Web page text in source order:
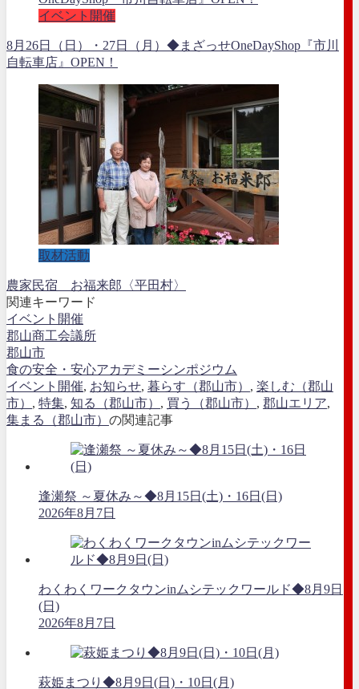
イベント開催
8月26日（日）・27日（月）◆まざっせOneDayShop『市川
自転車店』OPEN！
取材活動
農家民宿 お福来郎〈平田村〉
関連キーワード
イベント開催
郡山商工会議所
郡山市
食の安全・安心アカデミーシンポジウム
イベント開催, お知らせ, 暮らす（郡山市） , 楽しむ（郡山
市） , 特集, 知る（郡山市） , 買う（郡山市） , 郡山エリア,
集まる（郡山市） の関連記事
逢瀬祭 ～夏休み～◆8月15日(土)・16日(日)
2026年8月7日
わくわくワークタウンinムシテックワールド◆8月9日
(日)
2026年8月7日
萩姫まつり◆8月9日(日)・10日(月)